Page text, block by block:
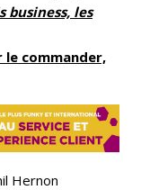
business, les
le commander,
Hernon